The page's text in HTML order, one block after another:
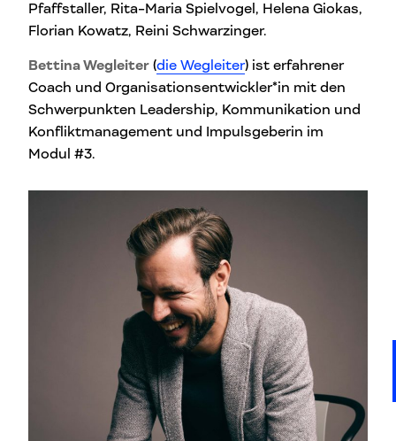
Pfaffstaller, Rita-Maria Spielvogel, Helena Giokas,
Florian Kowatz, Reini Schwarzinger.
Bettina Wegleiter (die Wegleiter) ist erfahrener
Coach und Organisationsentwickler*in mit den
Schwerpunkten Leadership, Kommunikation und
Konfliktmanagement und Impulsgeberin im
Modul #3.